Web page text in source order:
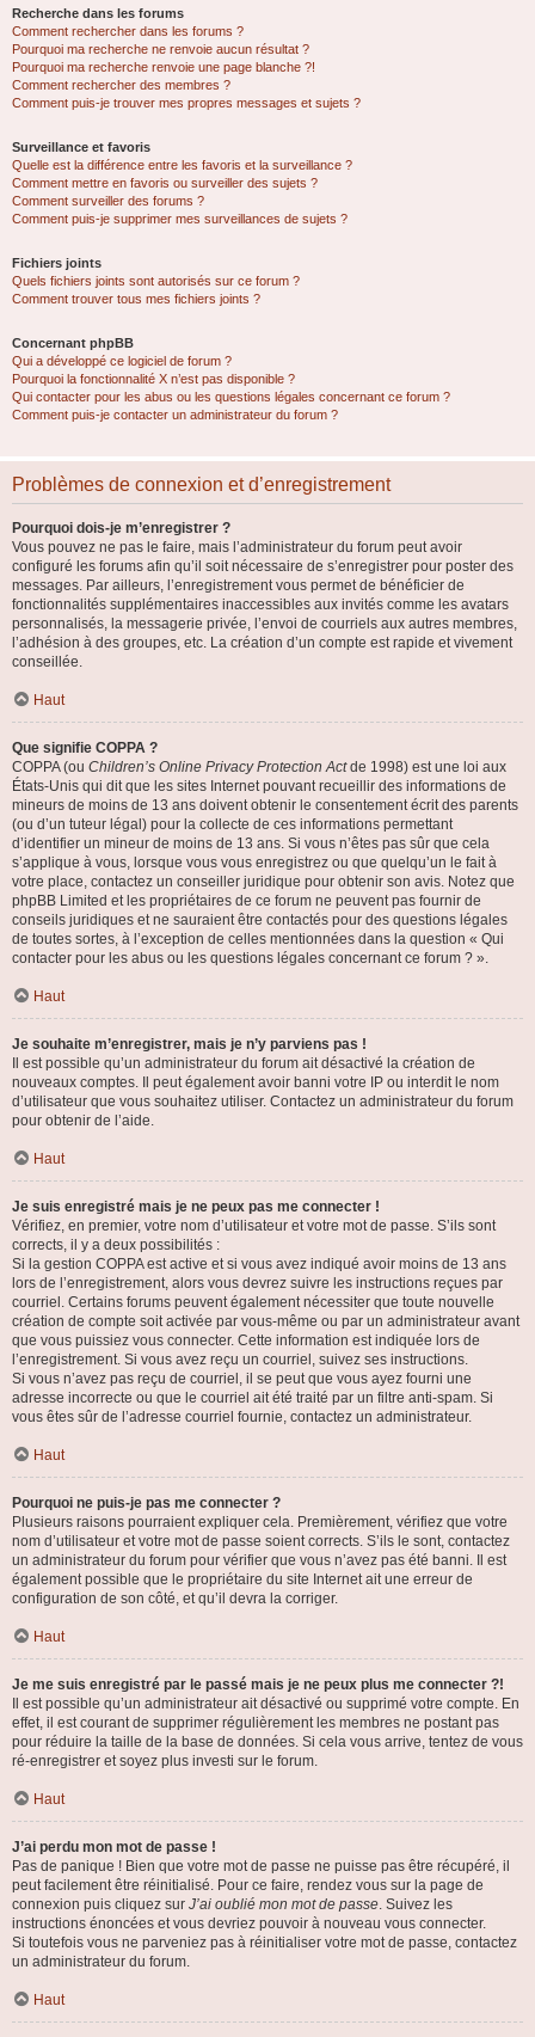
Recherche dans les forums
Comment rechercher dans les forums ?
Pourquoi ma recherche ne renvoie aucun résultat ?
Pourquoi ma recherche renvoie une page blanche ?!
Comment rechercher des membres ?
Comment puis-je trouver mes propres messages et sujets ?
Surveillance et favoris
Quelle est la différence entre les favoris et la surveillance ?
Comment mettre en favoris ou surveiller des sujets ?
Comment surveiller des forums ?
Comment puis-je supprimer mes surveillances de sujets ?
Fichiers joints
Quels fichiers joints sont autorisés sur ce forum ?
Comment trouver tous mes fichiers joints ?
Concernant phpBB
Qui a développé ce logiciel de forum ?
Pourquoi la fonctionnalité X n’est pas disponible ?
Qui contacter pour les abus ou les questions légales concernant ce forum ?
Comment puis-je contacter un administrateur du forum ?
Problèmes de connexion et d’enregistrement
Pourquoi dois-je m’enregistrer ?
Vous pouvez ne pas le faire, mais l’administrateur du forum peut avoir
configuré les forums afin qu’il soit nécessaire de s’enregistrer pour poster des
messages. Par ailleurs, l’enregistrement vous permet de bénéficier de
fonctionnalités supplémentaires inaccessibles aux invités comme les avatars
personnalisés, la messagerie privée, l’envoi de courriels aux autres membres,
l’adhésion à des groupes, etc. La création d’un compte est rapide et vivement
conseillée.
Haut
Que signifie COPPA ?
COPPA (ou Children’s Online Privacy Protection Actde 1998) est une loi aux
États-Unis qui dit que les sites Internet pouvant recueillir des informations de
mineurs de moins de 13 ans doivent obtenir le consentement écrit des parents
(ou d’un tuteur légal) pour la collecte de ces informations permettant
d’identifier un mineur de moins de 13 ans. Si vous n’êtes pas sûr que cela
s’applique à vous, lorsque vous vous enregistrez ou que quelqu’un le fait à
votre place, contactez un conseiller juridique pour obtenir son avis. Notez que
phpBB Limited et les propriétaires de ce forum ne peuvent pas fournir de
conseils juridiques et ne sauraient être contactés pour des questions légales
de toutes sortes, à l’exception de celles mentionnées dans la question « Qui
contacter pour les abus ou les questions légales concernant ce forum ? ».
Haut
Je souhaite m’enregistrer, mais je n’y parviens pas !
Il est possible qu’un administrateur du forum ait désactivé la création de
nouveaux comptes. Il peut également avoir banni votre IP ou interdit le nom
d’utilisateur que vous souhaitez utiliser. Contactez un administrateur du forum
pour obtenir de l’aide.
Haut
Je suis enregistré mais je ne peux pas me connecter !
Vérifiez, en premier, votre nom d’utilisateur et votre mot de passe. S’ils sont
corrects, il y a deux possibilités :
Si la gestion COPPA est active et si vous avez indiqué avoir moins de 13 ans
lors de l’enregistrement, alors vous devrez suivre les instructions reçues par
courriel. Certains forums peuvent également nécessiter que toute nouvelle
création de compte soit activée par vous-même ou par un administrateur avant
que vous puissiez vous connecter. Cette information est indiquée lors de
l’enregistrement. Si vous avez reçu un courriel, suivez ses instructions.
Si vous n’avez pas reçu de courriel, il se peut que vous ayez fourni une
adresse incorrecte ou que le courriel ait été traité par un filtre anti-spam. Si
vous êtes sûr de l’adresse courriel fournie, contactez un administrateur.
Haut
Pourquoi ne puis-je pas me connecter ?
Plusieurs raisons pourraient expliquer cela. Premièrement, vérifiez que votre
nom d’utilisateur et votre mot de passe soient corrects. S’ils le sont, contactez
un administrateur du forum pour vérifier que vous n’avez pas été banni. Il est
également possible que le propriétaire du site Internet ait une erreur de
configuration de son côté, et qu’il devra la corriger.
Haut
Je me suis enregistré par le passé mais je ne peux plus me connecter ?!
Il est possible qu’un administrateur ait désactivé ou supprimé votre compte. En
effet, il est courant de supprimer régulièrement les membres ne postant pas
pour réduire la taille de la base de données. Si cela vous arrive, tentez de vous
ré-enregistrer et soyez plus investi sur le forum.
Haut
J’ai perdu mon mot de passe !
Pas de panique ! Bien que votre mot de passe ne puisse pas être récupéré, il
peut facilement être réinitialisé. Pour ce faire, rendez vous sur la page de
connexion puis cliquez sur J’ai oublié mon mot de passe. Suivez les
instructions énoncées et vous devriez pouvoir à nouveau vous connecter.
Si toutefois vous ne parveniez pas à réinitialiser votre mot de passe, contactez
un administrateur du forum.
Haut